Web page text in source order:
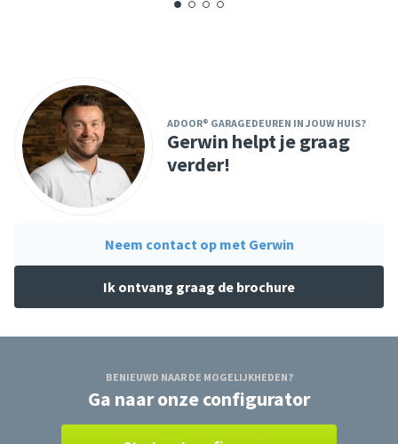
ADOOR® GARAGEDEUREN IN JOUW HUIS?
Gerwin helpt je graag
verder!
Neem contact op met Gerwin
Ik ontvang graag de brochure
BENIEUWD NAAR DE MOGELIJKHEDEN?
Ga naar onze configurator